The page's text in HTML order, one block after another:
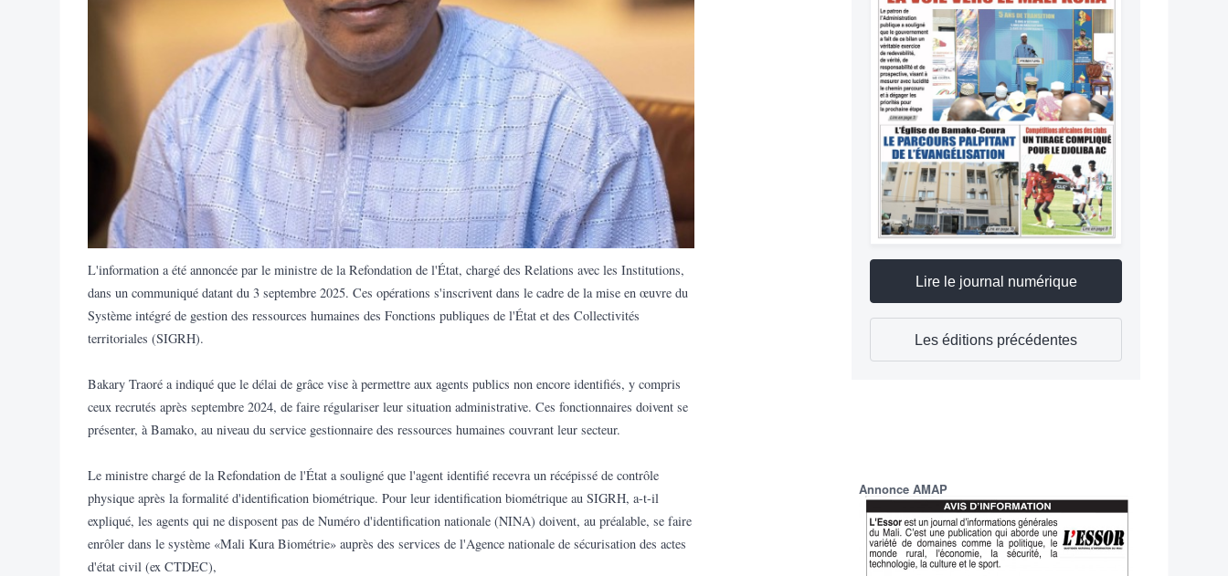
L'information a été annoncée par le ministre de la Refondation de l'État, chargé des Relations avec les Institutions,
dans un communiqué datant du 3 septembre 2025. Ces opérations s'inscrivent dans le cadre de la mise en œuvre du
Système intégré de gestion des ressources humaines des Fonctions publiques de l'État et des Collectivités
territoriales (SIGRH).
Bakary Traoré a indiqué que le délai de grâce vise à permettre aux agents publics non encore identifiés, y compris
ceux recrutés après septembre 2024, de faire régulariser leur situation administrative. Ces fonctionnaires doivent se
présenter, à Bamako, au niveau du service gestionnaire des ressources humaines couvrant leur secteur.
Le ministre chargé de la Refondation de l'État a souligné que l'agent identifié recevra un récépissé de contrôle
physique après la formalité d'identification biométrique. Pour leur identification biométrique au SIGRH, a-t-il
expliqué, les agents qui ne disposent pas de Numéro d'identification nationale (NINA) doivent, au préalable, se faire
enrôler dans le système «Mali Kura Biométrie» auprès des services de l'Agence nationale de sécurisation des actes
d'état civil (ex CTDEC),
Lire le journal numérique
Les éditions précédentes
Annonce AMAP